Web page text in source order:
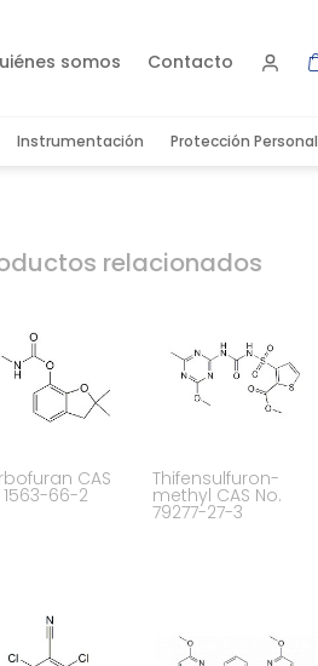
somos Contacto
Instrumentación Protección Personal
relacionados
CAS
1563-66-2
Thifensulfuron-
methyl CAS No.
79277-27-3